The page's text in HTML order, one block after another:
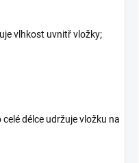
vlhkost uvnitř vložky;
délce udržuje vložku na